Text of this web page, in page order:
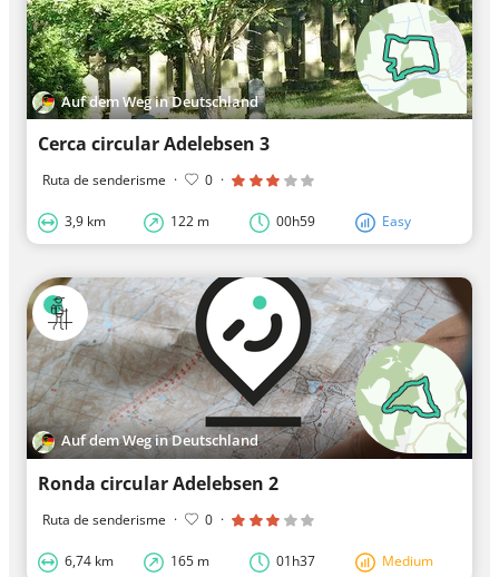
Auf dem Weg in Deutschland
Cerca circular Adelebsen 3
Ruta de senderisme · 0 ·
3,9 km 122 m 00h59 Easy
Auf dem Weg in Deutschland
Ronda circular Adelebsen 2
Ruta de senderisme · 0 ·
6,74 km 165 m 01h37 Medium